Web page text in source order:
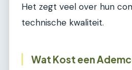
Het zegt veel over hun
technische kwaliteit.
Wat Kost een